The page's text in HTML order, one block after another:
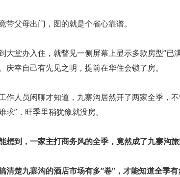
带父母出门，图的就是个省心靠谱。
大堂办入住，就瞥见一侧屏幕上显示多款房型“
庆幸自己有先见之明，提前在华住会锁了房。
作人员闲聊才知道，九寨沟居然开了两家全季，
求”，旺季里稍犹豫就没房。
想到，一家主打商务风的全季，竟然成了九寨沟
清楚九寨沟的酒店市场有多“卷”，才能知道全季有